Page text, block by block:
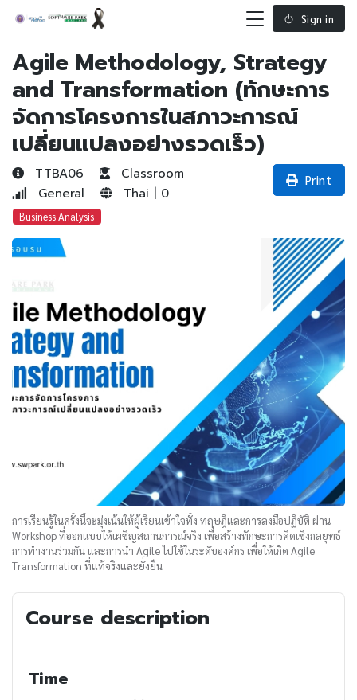
Sign in
Agile Methodology, Strategy
and Transformation (ทักษะการ
จัดการโครงการในสภาวะการณ์
เปลี่ยนแปลงอย่างรวดเร็ว)
TTBA06
Classroom
General
Thai | 0
Business Analysis
Print
การเรียนรู้ในครั้งนี้จะมุ่งเน้นให้ผู้เรียนเข้าใจทั้ง ทฤษฎีและการลงมือปฏิบัติ ผ่าน
Workshop ที่ออกแบบให้เผชิญสถานการณ์จริง เพื่อสร้างทักษะการคิดเชิงกลยุทธ์
การทำงานร่วมกัน และการนำ Agile ไปใช้ในระดับองค์กร เพื่อให้เกิด Agile
Transformation ที่แท้จริงและยั่งยืน
Course description
Time